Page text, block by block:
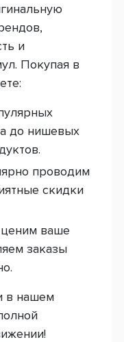
и
Покупая в
до нишевых
проводим
скидки
ваше
заказы
в нашем